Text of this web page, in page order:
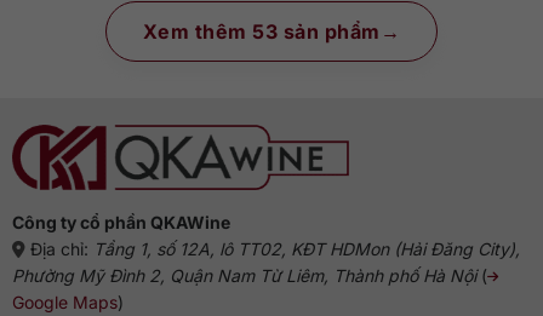
Xem thêm 53 sản phẩm
Công ty cổ phần QKAWine
Địa chỉ: Tầng 1, số 12A, lô TT02, KĐT HDMon (Hải Đăng City),
Phường Mỹ Đình 2, Quận Nam Từ Liêm, Thành phố Hà Nội(
Google Maps)